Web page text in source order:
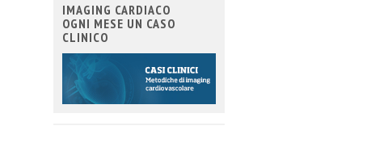
IMAGING CARDIACO
OGNI MESE UN CASO
CLINICO